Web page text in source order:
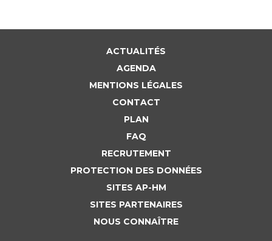
ACTUALITÉS
AGENDA
MENTIONS LÉGALES
CONTACT
PLAN
FAQ
RECRUTEMENT
PROTECTION DES DONNÉES
SITES AP-HM
SITES PARTENAIRES
NOUS CONNAÎTRE